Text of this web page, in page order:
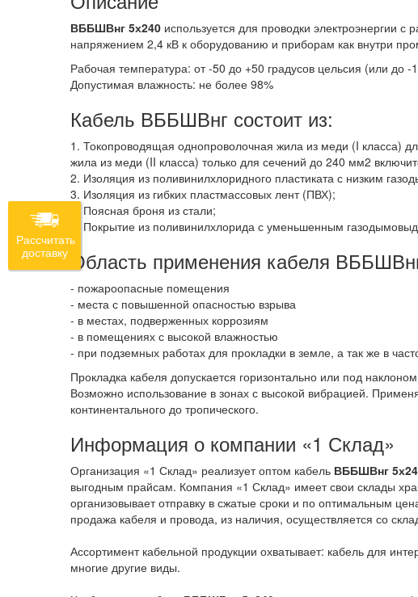
ВББШВнг 5х240 используется для проводки электроэнергии
напряжением 2,4 кВ к оборудованию и приборам как внутри
Рабочая температура: от -50 до +50 градусов цельсия (или до
Допустимая влажность: не более 98%
Кабель ВББШВнг состоит из:
1. Токопроводящая однопроволочная жила из меди (I класса)
жила из меди (II класса) только для сечений до 240 мм2
2. Изоляция из поливинилхлоридного пластиката с низким
3. Изоляция из гибких пластмассовых лент (ПВХ);
4. Поясная броня из стали;
5. Покрытие из поливинилхлорида с уменьшенным
Область применения кабеля
- пожароопасные помещения
- места с повышенной опасностью взрыва
- в местах, подверженных коррозиям
- в помещениях с высокой влажностью
- при подземных работах для прокладки в земле, а так же в
Прокладка кабеля допускается горизонтально или под
Возможно использование в зонах с высокой вибрацией.
континентального до тропического.
Информация о компании «1 Склад»
Организация «1 Склад» реализует оптом кабель ВББШВнг
выгодным прайсам. Компания «1 Склад» имеет свои склады
организовывает отправку в сжатые сроки и по оптимальным
продажа кабеля и провода, из наличия, осуществляется со
Ассортимент кабельной продукции охватывает: кабель для
многие другие виды.
Рассчитать
доставку